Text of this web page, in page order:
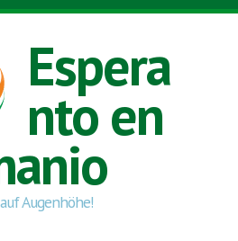
Espera
nto en
Augenhöhe!